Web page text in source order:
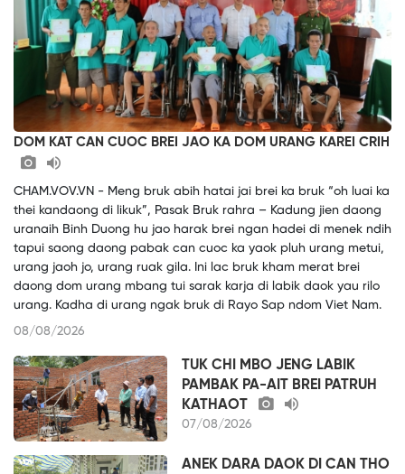
DOM KAT CAN CUOC BREI JAO KA DOM URANG KAREI CRIH
CHAM.VOV.VN - Meng bruk abih hatai jai brei ka bruk “oh luai ka
thei kandaong di likuk”, Pasak Bruk rahra – Kadung jien daong
uranaih Binh Duong hu jao harak brei ngan hadei di menek ndih
tapui saong daong pabak can cuoc ka yaok pluh urang metui,
urang jaoh jo, urang ruak gila. Ini lac bruk kham merat brei
daong dom urang mbang tui sarak karja di labik daok yau rilo
urang. Kadha di urang ngak bruk di Rayo Sap ndom Viet Nam.
08/08/2026
TUK CHI MBO JENG LABIK
PAMBAK PA-AIT BREI PATRUH
KATHAOT
07/08/2026
ANEK DARA DAOK DI CAN THO